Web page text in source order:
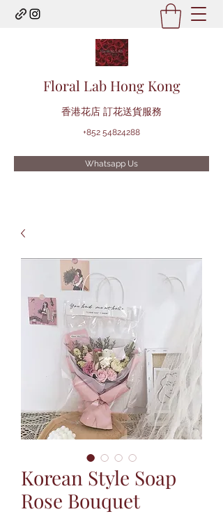
Floral Lab Hong Kong
​香港花店 訂花送貨服務
+852 54824288
Whatsapp Us
Korean Style Soap
Rose Bouquet